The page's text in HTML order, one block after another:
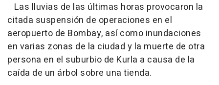
Las lluvias de las últimas horas provocaron la
citada suspensión de operaciones en el
aeropuerto de Bombay, así como inundaciones
en varias zonas de la ciudad y la muerte de otra
persona en el suburbio de Kurla a causa de la
caída de un árbol sobre una tienda.